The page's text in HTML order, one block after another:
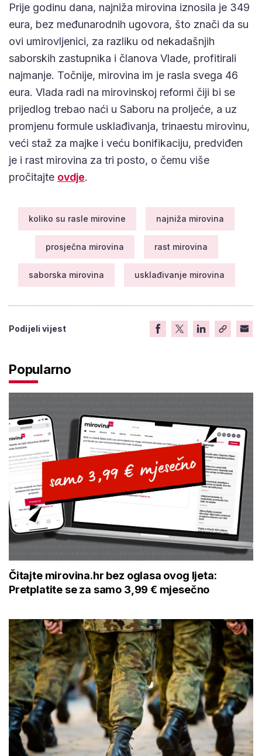
Prije godinu dana, najniža mirovina iznosila je 349
eura, bez međunarodnih ugovora, što znači da su
ovi umirovljenici, za razliku od nekadašnjih
saborskih zastupnika i članova Vlade, profitirali
najmanje. Točnije, mirovina im je rasla svega 46
eura. Vlada radi na mirovinskoj reformi čiji bi se
prijedlog trebao naći u Saboru na proljeće, a uz
promjenu formule usklađivanja, trinaestu mirovinu,
veći staž za majke i veću bonifikaciju, predviđen
je i rast mirovina za tri posto, o čemu više
pročitajte ovdje.
koliko su rasle mirovine najniža mirovina
prosječna mirovina rast mirovina
saborska mirovina usklađivanje mirovina
Podijeli vijest
Popularno
Čitajte mirovina.hr bez oglasa ovog ljeta:
Pretplatite se za samo 3,99 € mjesečno